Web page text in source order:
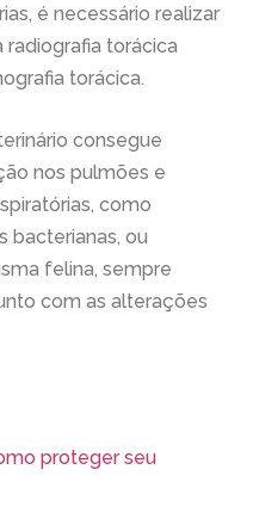
é necessário realizar
torácica
torácica.
consegue
nos pulmões e
como
bacterianas, ou
felina, sempre
com as alterações
proteger seu